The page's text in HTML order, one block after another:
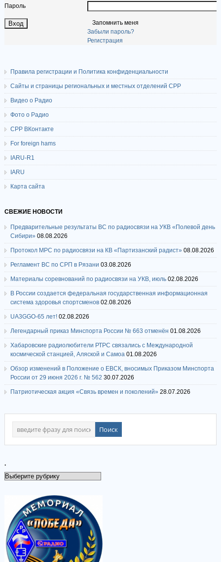
Пароль
Запомнить меня
Забыли пароль?
Регистрация
Правила регистрации и Политика конфиденциальности
Сайты и страницы региональных и местных отделений СРР
Видео о Радио
Фото о Радио
СРР ВКонтакте
For foreign hams
IARU-R1
IARU
Карта сайта
СВЕЖИЕ НОВОСТИ
Предварительные результаты ВС по радиосвязи на УКВ «Полевой день
Сибири» 08.08.2026
Протокол МРС по радиосвязи на КВ «Партизанский радист» 08.08.2026
Регламент ВС по СРП в Рязани 03.08.2026
Материалы соревнований по радиосвязи на УКВ, июль 02.08.2026
В России создается федеральная государственная информационная
система здоровья спортсменов 02.08.2026
UA3GGO-65 лет! 02.08.2026
Легендарный приказ Минспорта России № 663 отменён 01.08.2026
Хабаровские радиолюбители РТРС связались с Международной
космической станцией, Аляской и Самоа 01.08.2026
Обзор изменений в Положение о ЕВСК, вносимых Приказом Минспорта
России от 29 июня 2026 г. № 562 30.07.2026
Патриотическая акция «Связь времен и поколений» 28.07.2026
.